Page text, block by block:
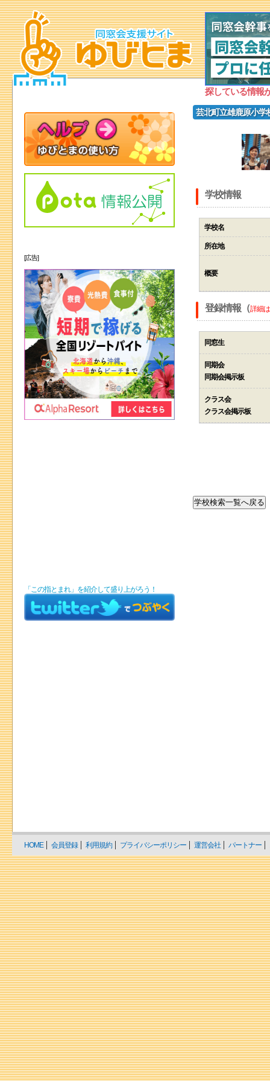
探している情報
芸北町立雄鹿原小学
学校情報
学校名
所在地
概要
登録情報（詳細
同窓生
同期会
同期会掲示板
クラス会
クラス会掲示板
[広告]
「この指とまれ」を紹介して盛り上がろう！
HOME 会員登録 利用規約 プライバシーポリシー 運営会社 パートナー